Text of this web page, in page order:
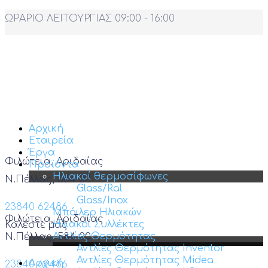
ΩΡΑΡΙΟ ΛΕΙΤΟΥΡΓΙΑΣ 09:00 - 16:00
Φιλώτεια, Αριδαίας
Ν.Πέλλας, 584 00
23840 62486
Καλέστε μας
Αρχική
Εταιρεία
Έργα
Προϊόντα
Ηλιακοί θερμοσίφωνες
Glass/Ral
Glass/Inox
Μπόιλερ Ηλιακών
Ηλιακοί Συλλέκτες
Αντλίες Θερμότητας
Αντλίες Θερμότητας Inventor
Αντλίες Θερμότητας Midea
Φιλώτεια, Αριδαίας
Ν.Πέλλας, 584 00
23840 62486
Αρχική